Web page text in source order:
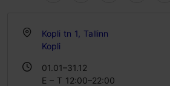
Kopli tn 1, Tallinn
Kopli
01.01–31.12
E – T 12:00–22:00